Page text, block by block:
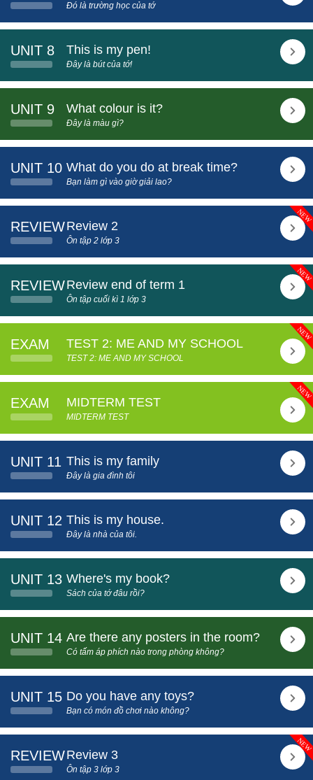
Đó là trường học của tớ
UNIT 8 This is my pen!
Đây là bút của tớ!
UNIT 9 What colour is it?
Đây là màu gì?
UNIT 10 What do you do at break time?
Bạn làm gì vào giờ giải lao?
REVIEWReview 2
Ôn tập 2 lớp 3
REVIEWReview end of term 1
Ôn tập cuối kì 1 lớp 3
EXAM TEST 2: ME AND MY SCHOOL
TEST 2: ME AND MY SCHOOL
EXAM MIDTERM TEST
MIDTERM TEST
UNIT 11 This is my family
Đây là gia đình tôi
UNIT 12 This is my house.
Đây là nhà của tôi.
UNIT 13 Where's my book?
Sách của tớ đâu rồi?
UNIT 14 Are there any posters in the room?
Có tấm áp phích nào trong phòng không?
UNIT 15 Do you have any toys?
Bạn có món đồ chơi nào không?
REVIEWReview 3
Ôn tập 3 lớp 3